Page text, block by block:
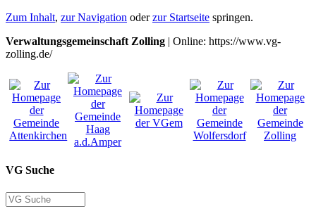
Zum Inhalt, zur Navigation oderzur Startseite springen.
Verwaltungsgemeinschaft Zolling | Online: https://www.vg-
zolling.de/
VG Suche